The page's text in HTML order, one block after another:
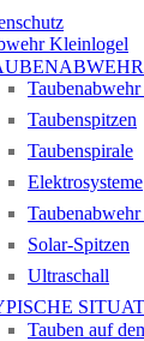
Kleinlogel
Taubenspitzen
Taubenspirale
Elektrosysteme
Solar-Spitzen
Ultraschall
Tauben auf